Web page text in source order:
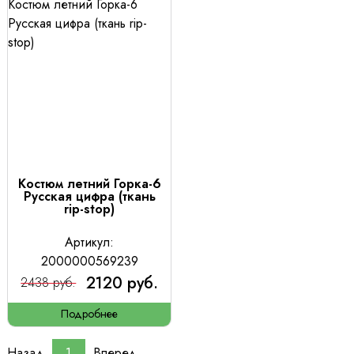
Костюм летний Горка-6
Русская цифра (ткань
rip-stop)
Артикул:
2000000569239
2438 руб. 2120 руб.
Подробнее